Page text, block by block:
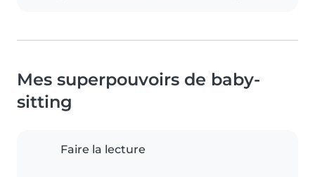
Mes superpouvoirs de baby-
sitting
Faire la lecture